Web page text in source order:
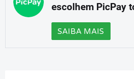
escolhem PicPay
SAIBA MAIS